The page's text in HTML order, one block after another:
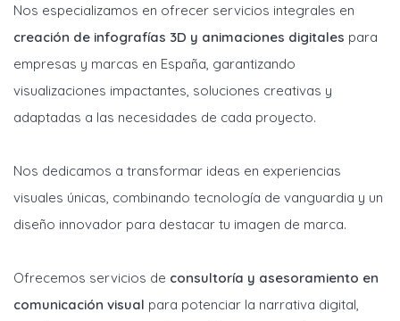
Nos especializamos en ofrecer servicios integrales en
creación de infografías 3D y animaciones digitales para
empresas y marcas en España, garantizando
visualizaciones impactantes, soluciones creativas y
adaptadas a las necesidades de cada proyecto.
Nos dedicamos a transformar ideas en experiencias
visuales únicas, combinando tecnología de vanguardia y un
diseño innovador para destacar tu imagen de marca.
Ofrecemos servicios de consultoría y asesoramiento en
comunicación visual para potenciar la narrativa digital,